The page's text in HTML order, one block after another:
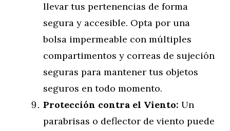
llevar tus pertenencias de forma
segura y accesible. Opta por una
bolsa impermeable con múltiples
compartimentos y correas de sujeción
seguras para mantener tus objetos
seguros en todo momento.
Protección contra el Viento: Un
parabrisas o deflector de viento puede